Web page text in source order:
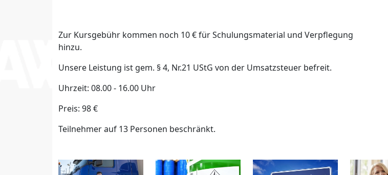
Zur Kursgebühr kommen noch 10 € für Schulungsmaterial und Verpflegung
hinzu.
Unsere Leistung ist gem. § 4, Nr.21 UStG von der Umsatzsteuer befreit.
Uhrzeit: 08.00 - 16.00 Uhr
Preis: 98 €
Teilnehmer auf 13 Personen beschränkt.